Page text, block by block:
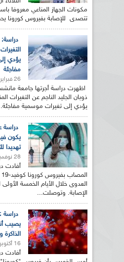
مكونات الجهاز المناعي معروفا باسم
تتصدى للإصابة بفيروس كورونا
دراسة:
يؤدي
مفاجئة
26 فبراير 2021
اظهرت دراسة أجرتها جامعة
ذوبان الجليد الناجم عن التغيرات
يؤدي إلى تغيرات موسمية
دراسة
يكون
تهديدا
28 نوفمبر 2020
أفادت
العدوى خلال الأيام الخمسة
الإصابة. وتوصلت...
دراسة
يصيب
الذاكرة
16 أكتوبر 2020
أفادت